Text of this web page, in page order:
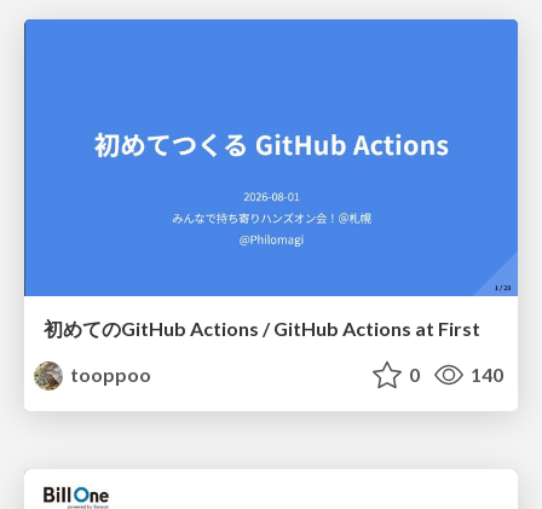
初めてのGitHub Actions / GitHub Actions at First
tooppoo
0 140